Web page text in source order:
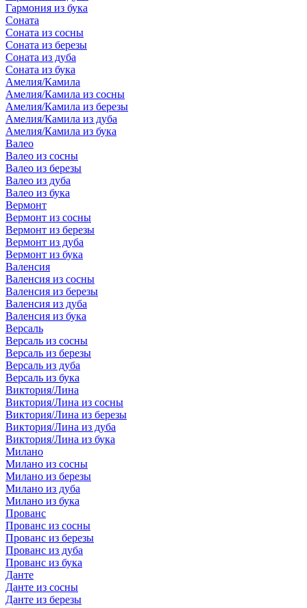
Гармония из бука
Соната
Соната из сосны
Соната из березы
Соната из дуба
Соната из бука
Амелия/Камила
Амелия/Камила из сосны
Амелия/Камила из березы
Амелия/Камила из дуба
Амелия/Камила из бука
Валео
Валео из сосны
Валео из березы
Валео из дуба
Валео из бука
Вермонт
Вермонт из сосны
Вермонт из березы
Вермонт из дуба
Вермонт из бука
Валенсия
Валенсия из сосны
Валенсия из березы
Валенсия из дуба
Валенсия из бука
Версаль
Версаль из сосны
Версаль из березы
Версаль из дуба
Версаль из бука
Виктория/Лина
Виктория/Лина из сосны
Виктория/Лина из березы
Виктория/Лина из дуба
Виктория/Лина из бука
Милано
Милано из сосны
Милано из березы
Милано из дуба
Милано из бука
Прованс
Прованс из сосны
Прованс из березы
Прованс из дуба
Прованс из бука
Данте
Данте из сосны
Данте из березы